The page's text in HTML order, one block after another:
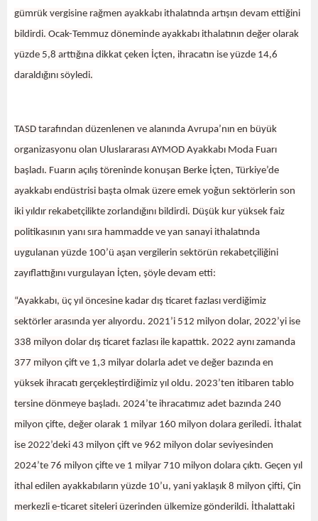
gümrük vergisine rağmen ayakkabı ithalatında artışın devam ettiğini
bildirdi. Ocak-Temmuz döneminde ayakkabı ithalatının değer olarak
yüzde 5,8 arttığına dikkat çeken İçten, ihracatın ise yüzde 14,6
daraldığını söyledi.
TASD tarafından düzenlenen ve alanında Avrupa’nın en büyük
organizasyonu olan Uluslararası AYMOD Ayakkabı Moda Fuarı
başladı. Fuarın açılış töreninde konuşan Berke İçten, Türkiye’de
ayakkabı endüstrisi başta olmak üzere emek yoğun sektörlerin son
iki yıldır rekabetçilikte zorlandığını bildirdi. Düşük kur yüksek faiz
politikasının yanı sıra hammadde ve yan sanayi ithalatında
uygulanan yüzde 100’ü aşan vergilerin sektörün rekabetçiliğini
zayıflattığını vurgulayan İçten, şöyle devam etti:
“Ayakkabı, üç yıl öncesine kadar dış ticaret fazlası verdiğimiz
sektörler arasında yer alıyordu. 2021’i 512 milyon dolar, 2022’yi ise
338 milyon dolar dış ticaret fazlası ile kapattık. 2022 aynı zamanda
377 milyon çift ve 1,3 milyar dolarla adet ve değer bazında en
yüksek ihracatı gerçekleştirdiğimiz yıl oldu. 2023’ten itibaren tablo
tersine dönmeye başladı. 2024’te ihracatımız adet bazında 240
milyon çifte, değer olarak 1 milyar 160 milyon dolara geriledi. İthalat
ise 2022’deki 43 milyon çift ve 962 milyon dolar seviyesinden
2024’te 76 milyon çifte ve 1 milyar 710 milyon dolara çıktı. Geçen yıl
ithal edilen ayakkabıların yüzde 10’u, yani yaklaşık 8 milyon çifti, Çin
merkezli e-ticaret siteleri üzerinden ülkemize gönderildi. İthalattaki